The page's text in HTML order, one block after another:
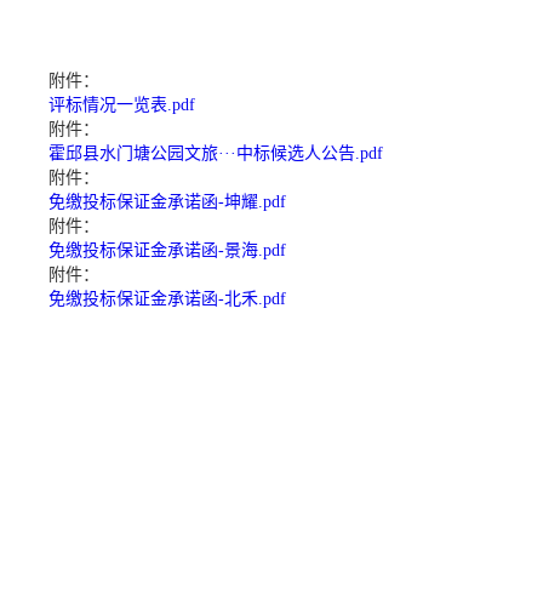
附件：
评标情况一览表.pdf
附件：
霍邱县水门塘公园文旅···中标候选人公告.pdf
附件：
免缴投标保证金承诺函-坤耀.pdf
附件：
免缴投标保证金承诺函-景海.pdf
附件：
免缴投标保证金承诺函-北禾.pdf